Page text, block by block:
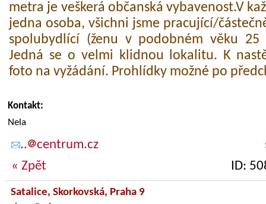
metra je veškerá občanská vybavenost.V
jedna osoba, všichni jsme pracující/
spolubydlící (ženu v podobném věku
Jedná se o velmi klidnou lokalitu. K
foto na vyžádání. Prohlídky možné po
Kontakt:
Nela
.. centrum.cz
« Zpět
ID:
Satalice, Skorkovská, Praha 9